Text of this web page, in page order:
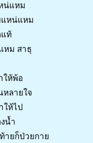
น่แหม
แหน่แหม
ท้
หม สาธุ
ให้พ้อ
ลายใจ
ให้ไป
น้ำ
ายก็ป่วยกาย